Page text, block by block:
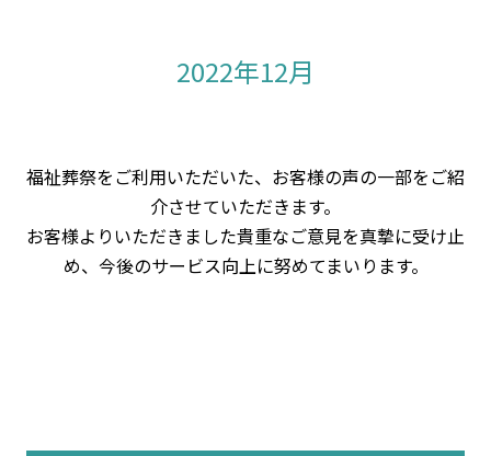
2022年12月
福祉葬祭をご利用いただいた、お客様の声の一部をご紹
介させていただきます。
お客様よりいただきました貴重なご意見を真摯に受け止
め、今後のサービス向上に努めてまいります。